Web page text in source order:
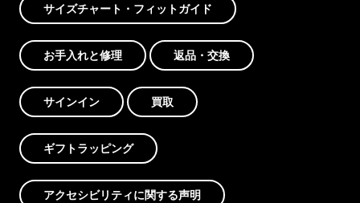
サイズチャート・フィットガイド
お手入れと修理 返品・交換
サインイン 買取
ギフトラッピング
アクセシビリティに関する声明